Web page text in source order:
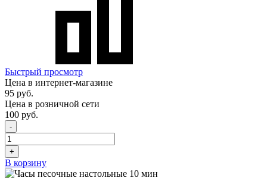
Быстрый просмотр
Цена в интернет-магазине
95 руб.
Цена в розничной сети
100 руб.
-
+
В корзину